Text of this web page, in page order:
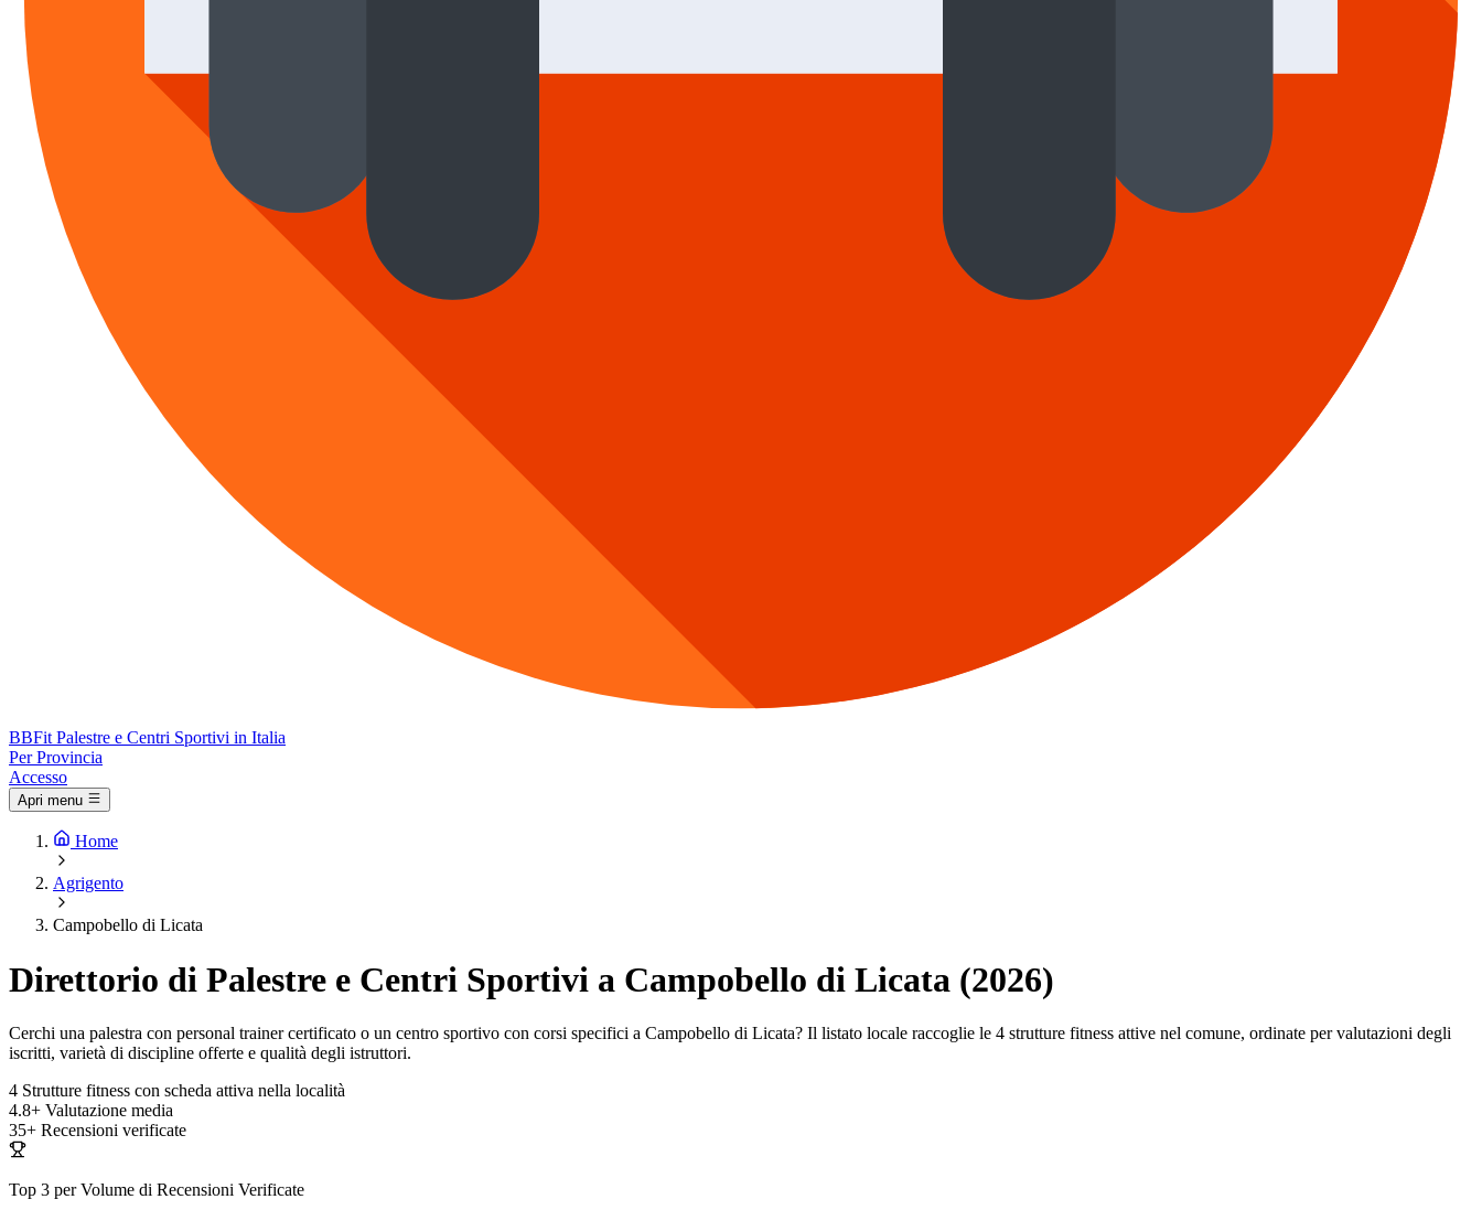
BBFit Palestre e Centri Sportivi in Italia
Per Provincia
Accesso
Apri menu
Home
Agrigento
Campobello di Licata
Direttorio di Palestre e Centri Sportivi a Campobello di Licata (2026)
Cerchi una palestra con personal trainer certificato o un centro sportivo con corsi specifici a Campobello di Licata? Il listato locale raccoglie le 4 strutture fitness attive nel comune, ordinate per valutazioni degli
iscritti, varietà di discipline offerte e qualità degli istruttori.
4 Strutture fitness con scheda attiva nella località
4.8+ Valutazione media
35+ Recensioni verificate
Top 3 per Volume di Recensioni Verificate